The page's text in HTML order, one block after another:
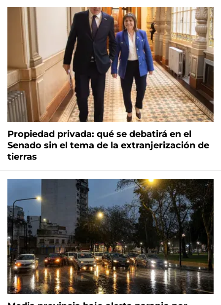
Propiedad privada: qué se debatirá en el
Senado sin el tema de la extranjerización de
tierras